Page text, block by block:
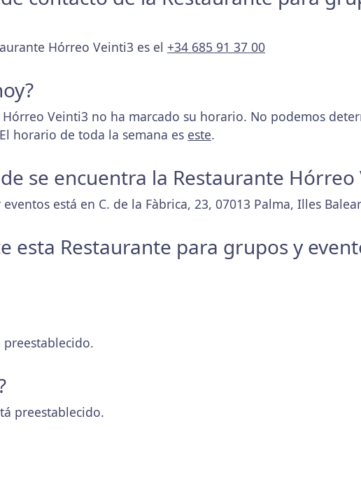
Hórreo Veinti3 es el +34 685 91 37 00
Veinti3 no ha marcado su horario. No podemos
horario de toda la semana es este.
se encuentra la Restaurante Hórreo
está en C. de la Fàbrica, 23, 07013 Palma, Illes
esta Restaurante para grupos y
preestablecido.